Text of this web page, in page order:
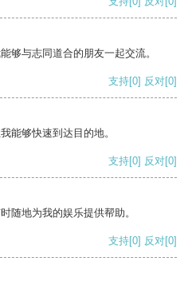
够与志同道合的朋友一起交流。
支持[0] 反对[0]
能够快速到达目的地。
支持[0] 反对[0]
随地为我的娱乐提供帮助。
支持[0] 反对[0]